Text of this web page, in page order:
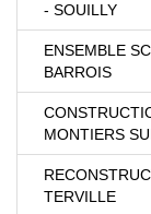
- SOUILLY
ENSEMBLE
BARROIS
MONTIERS
TERVILLE